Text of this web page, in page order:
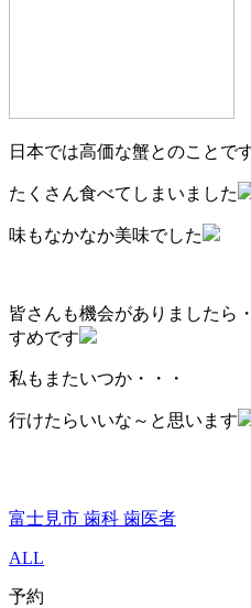
日本では高価な蟹とのことで
たくさん食べてしまいました
味もなかなか美味でした
皆さんも機会がありましたら
すめです
私もまたいつか・・・
行けたらいいな～と思います
富士見市 歯科 歯医者
ALL
予約